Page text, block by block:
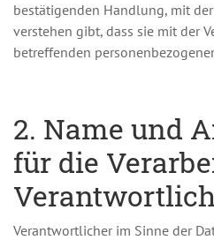
bestätigenden Handlung, mit
verstehen gibt, dass sie mit der
betreffenden
2. Name und
für die
Verantwortlicher im Sinne der